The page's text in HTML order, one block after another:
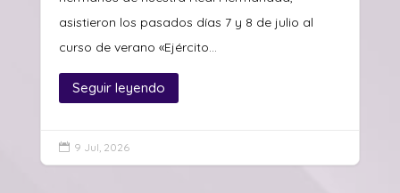
asistieron los pasados días 7 y 8 de julio al
curso de verano «Ejército...
Seguir leyendo
 9 Jul, 2026